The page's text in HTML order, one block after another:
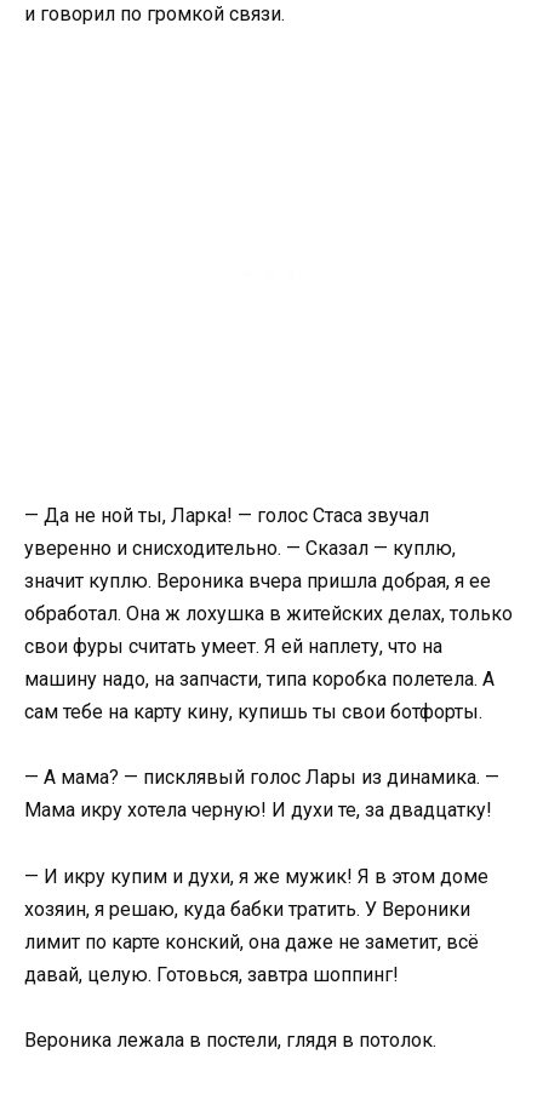
и говорил по громкой связи.
— Да не ной ты, Ларка! — голос Стаса звучал
уверенно и снисходительно. — Сказал — куплю,
значит куплю. Вероника вчера пришла добрая, я ее
обработал. Она ж лохушка в житейских делах, только
свои фуры считать умеет. Я ей наплету, что на
машину надо, на запчасти, типа коробка полетела. А
сам тебе на карту кину, купишь ты свои ботфорты.
— А мама? — писклявый голос Лары из динамика. —
Мама икру хотела черную! И духи те, за двадцатку!
— И икру купим и духи, я же мужик! Я в этом доме
хозяин, я решаю, куда бабки тратить. У Вероники
лимит по карте конский, она даже не заметит, всё
давай, целую. Готовься, завтра шоппинг!
Вероника лежала в постели, глядя в потолок.